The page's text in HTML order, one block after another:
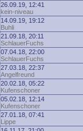
26.09.19, 12:41
kein-niveau
14.09.19, 19:12
Buhli
21.09.18, 20:11
SchlauerFuchs
07.04.18, 22:00
SchlauerFuchs
27.03.18, 22:37
Angelfreund
20.02.18, 05:22
Kufenschoner
05.02.18, 12:14
Kufenschoner
27.01.18, 07:41
Lippe